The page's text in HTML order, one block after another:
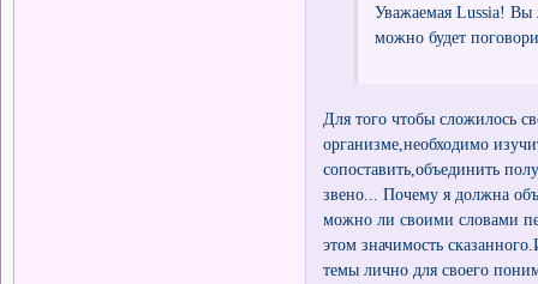
Уважаемая Lussia! Вы
можно будет
Для того чтобы сложилось
организме,необходимо
сопоставить,объединить
звено... Почему я должна
можно ли своими словами
этом значимость
темы лично для своего